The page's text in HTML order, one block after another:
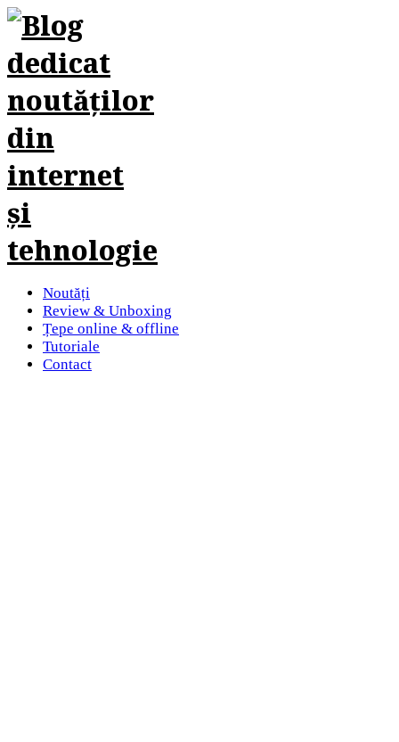
Noutăți
Review & Unboxing
Țepe online & offline
Tutoriale
Contact